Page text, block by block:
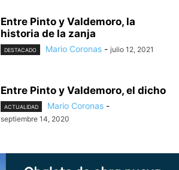
Entre Pinto y Valdemoro, la
historia de la zanja
DESTACADO Mario Coronas - julio 12, 2021
Entre Pinto y Valdemoro, el dicho
ACTUALIDAD Mario Coronas -
septiembre 14, 2020